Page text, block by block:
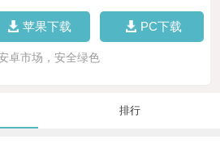
苹果下载 PC下载
卓市场，安全绿色
排行